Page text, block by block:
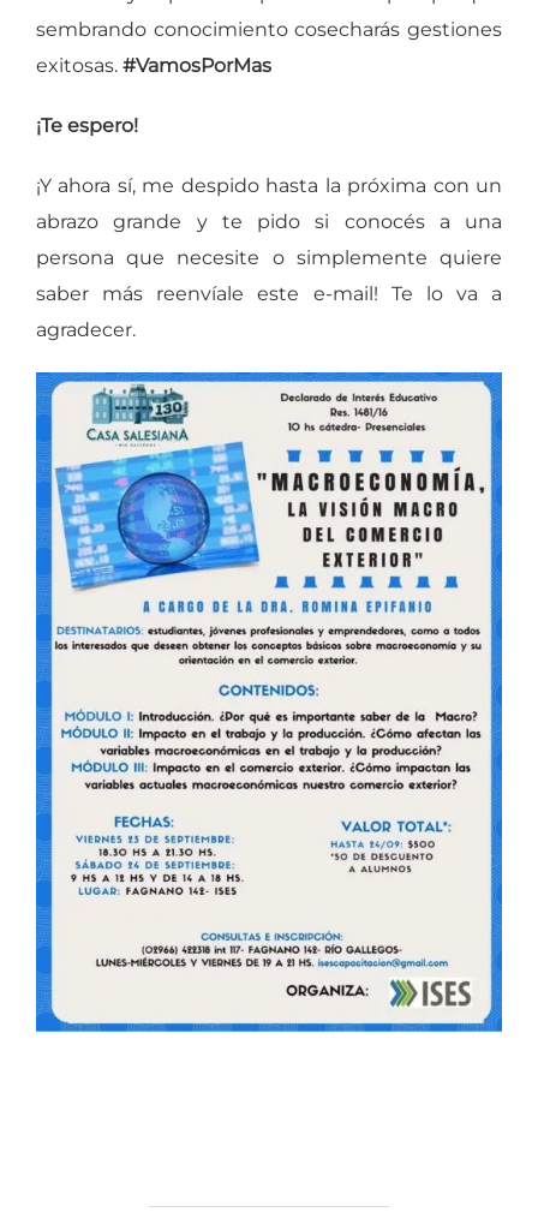
sembrando conocimiento cosecharás gestiones
exitosas. #VamosPorMas
¡Te espero!
¡Y ahora sí, me despido hasta la próxima con un
abrazo grande y te pido si conocés a una
persona que necesite o simplemente quiere
saber más reenvíale este e-mail! Te lo va a
agradecer.